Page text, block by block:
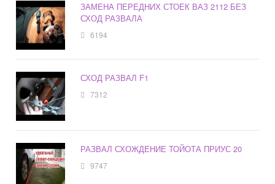
ЗАМЕНА ПЕРЕДНИХ СТОЕК ВАЗ 2112 БЕЗ
СХОД РАЗВАЛА
6194
СХОД РАЗВАЛ F1
7312
РАЗВАЛ СХОЖДЕНИЕ ТОЙОТА ПРИУС 20
9747